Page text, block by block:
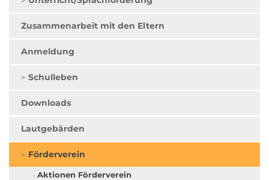
Zusammenarbeit mit den Eltern
Anmeldung
Schulleben
Downloads
Lautgebärden
Förderverein
Aktionen Förderverein